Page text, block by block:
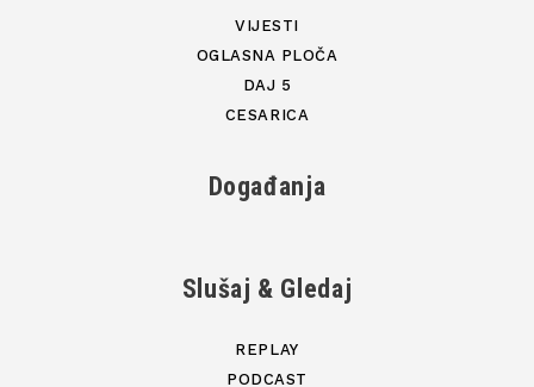
VIJESTI
OGLASNA PLOČA
DAJ 5
CESARICA
Događanja
Slušaj & Gledaj
REPLAY
PODCAST